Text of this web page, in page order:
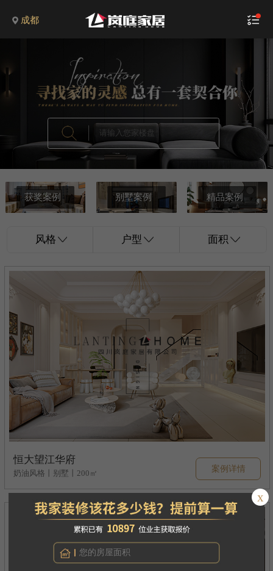
成都
获奖案例 别墅案例 精品案例
风格 户型 面积
恒大望江华府
奶油风格丨别墅丨200㎡ 案例详情
x